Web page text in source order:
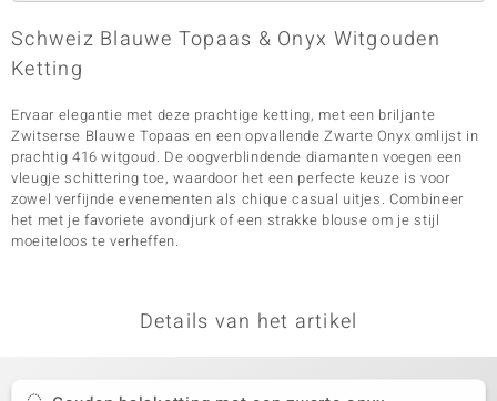
Schweiz Blauwe Topaas & Onyx Witgouden
Ketting
Ervaar elegantie met deze prachtige ketting, met een briljante
Zwitserse Blauwe Topaas en een opvallende Zwarte Onyx omlijst in
prachtig 416 witgoud. De oogverblindende diamanten voegen een
vleugje schittering toe, waardoor het een perfecte keuze is voor
zowel verfijnde evenementen als chique casual uitjes. Combineer
het met je favoriete avondjurk of een strakke blouse om je stijl
moeiteloos te verheffen.
Details van het artikel